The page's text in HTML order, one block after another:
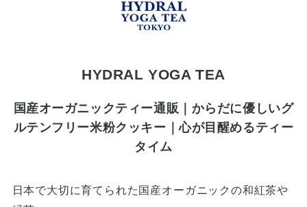
HYDRAL YOGA TEA
国産オーガニックティー通販｜からだに優しいグ
ルテンフリー米粉クッキー｜心が目醒めるティー
タイム
日本で大切に育てられた国産オーガニックの和紅茶や